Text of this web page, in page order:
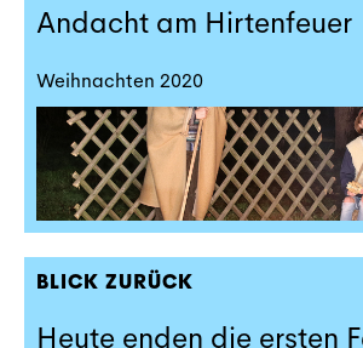
Andacht am Hirtenfeuer
Weihnachten 2020
BLICK ZURÜCK
Heute enden die ersten